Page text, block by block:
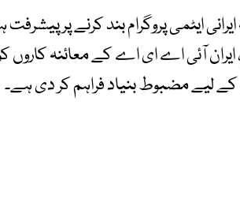
ایٹمی پروگرام بند کرنے پر
آئی اے ای اے کے معائنہ کاروں
لیے مضبوط بنیاد فراہم کر دی ہے۔